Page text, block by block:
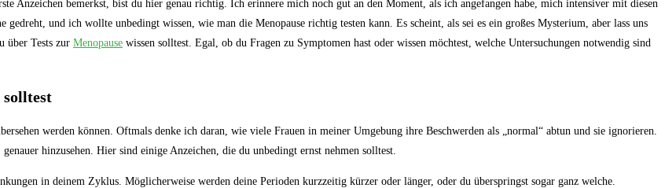
‌Anzeichen bemerkst, bist ‍du⁤ hier genau richtig. Ich erinnere‌ mich noch gut an den Moment, als ⁣ich angefangen habe,⁤ mich​ intensiver ⁣mit diesen
und ich wollte ‌unbedingt wissen, wie man die ⁤Menopause richtig‍ testen kann. Es scheint, als sei es⁤ ein großes Mysterium, aber lass uns
über Tests ⁤zur Menopause wissen‍ solltest. Egal, ob du Fragen zu Symptomen ⁢hast oder wissen möchtest, welche Untersuchungen notwendig ⁣sind
solltest
werden können. Oftmals denke ich daran, wie viele Frauen in meiner ​Umgebung⁢ ihre Beschwerden als​ „normal“⁢ abtun und sie ignorieren.
hinzusehen.‌ Hier sind einige Anzeichen, ⁤die du unbedingt⁢ ernst nehmen solltest.
⁤in deinem Zyklus.‍ Möglicherweise werden deine Perioden ⁣kurzzeitig kürzer oder länger, oder ​du überspringst‌ sogar ganz welche.